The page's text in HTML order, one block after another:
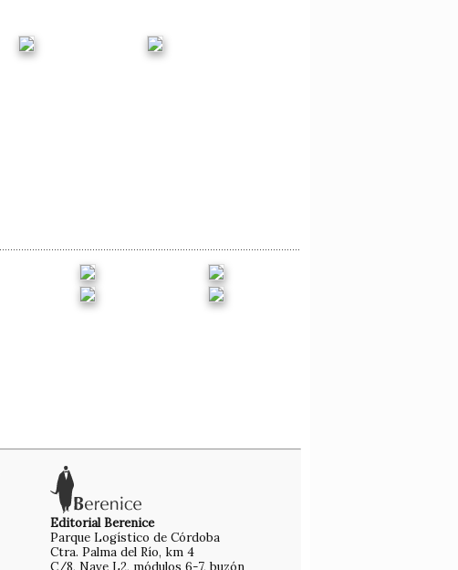
Editorial Berenice
Parque Logístico de Córdoba
Ctra. Palma del Río, km 4
C/8, Nave L2, módulos 6-7, buzón